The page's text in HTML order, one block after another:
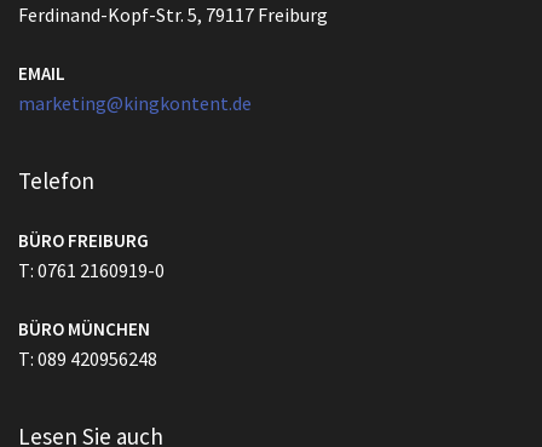
Ferdinand-Kopf-Str. 5, 79117 Freiburg
EMAIL
marketing@kingkontent.de
Telefon
BÜRO FREIBURG
T: 0761 2160919-0
BÜRO MÜNCHEN
T: 089 420956248
Lesen Sie auch